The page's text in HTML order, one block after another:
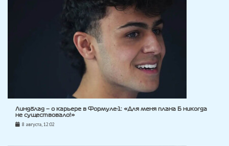
Линдблад — о карьере в Формуле-1: «Для меня плана Б никогда
не существовало!»
8 августа, 12:02